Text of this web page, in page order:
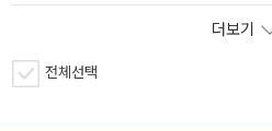
더보기
전체선택